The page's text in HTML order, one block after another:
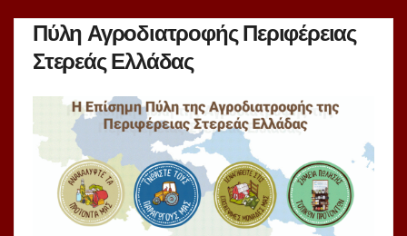
Πύλη Αγροδιατροφής Περιφέρειας
Στερεάς Ελλάδας